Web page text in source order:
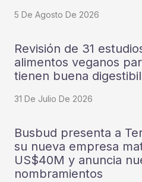
5 De Agosto De 2026
Revisión de 31
alimentos veganos
tienen buena
31 De Julio De 2026
Busbud presenta a
su nueva empresa
US$40M y anuncia
nombramientos